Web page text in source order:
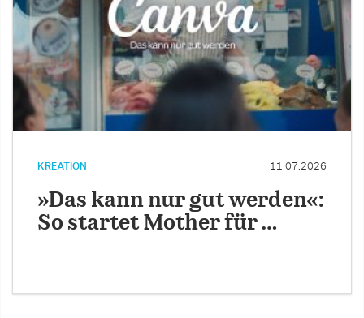
KREATION 11.07.2026
»Das kann nur gut werden«:
So startet Mother für …